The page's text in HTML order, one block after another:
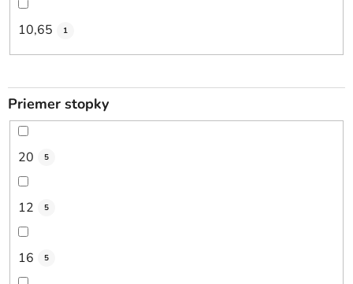
10,65 1
Priemer stopky
20 5
12 5
16 5